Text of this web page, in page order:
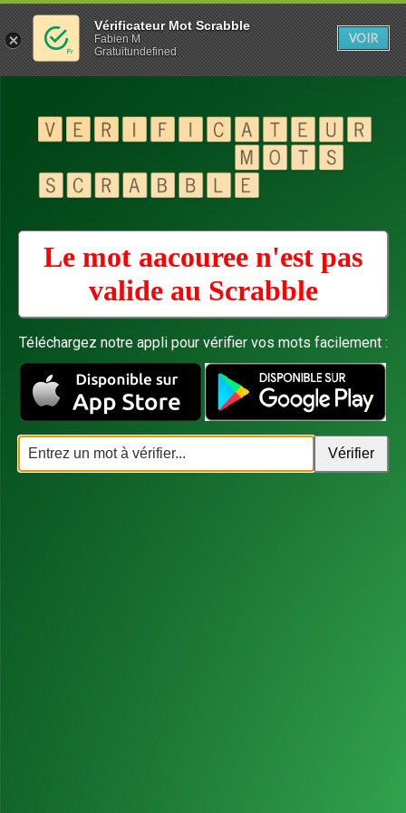
Le mot aacouree n'est pas
valide au Scrabble
Téléchargez notre appli pour vérifier vos mots facilement :
Vérificateur Mot Scrabble
Fabien M
Gratuitundefined
VOIR